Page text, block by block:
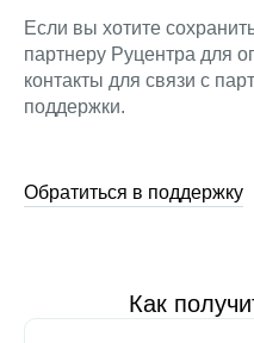
Если вы хотите
партнеру Руцентра для
контакты для связи с
поддержки.
Обратиться в поддержку
Как